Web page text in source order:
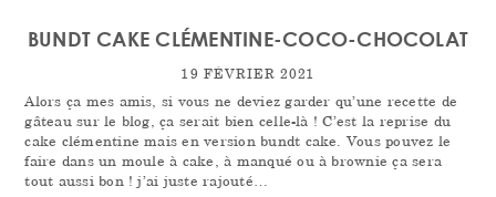
BUNDT CAKE CLÉMENTINE-COCO-CHOCOLAT
19 FÉVRIER 2021
Alors ça mes amis, si vous ne deviez garder qu’une recette de
gâteau sur le blog, ça serait bien celle-là ! C’est la reprise du
cake clémentine mais en version bundt cake. Vous pouvez le
faire dans un moule à cake, à manqué ou à brownie ça sera
tout aussi bon ! j’ai juste rajouté…